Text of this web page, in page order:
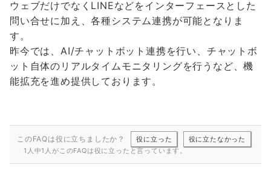
ウェブだけでなくLINEなどをインターフェースとした
問い合せに加え、各種システム連携が可能となりま
す。
昨今では、AI/チャットボット連携を行い、チャットボ
ット自体のリアルタイムモニタリングを行うなど、機
能拡充を進め提供しております。
このFAQは役に立ちましたか？ 役に立った
役に立たなかった
1人中1人がこのFAQは役に立ったと言っています。